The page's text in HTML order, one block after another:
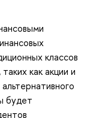
классов
как акции и
будет